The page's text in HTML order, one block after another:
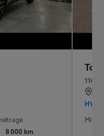
8 000 km
116h
Mise